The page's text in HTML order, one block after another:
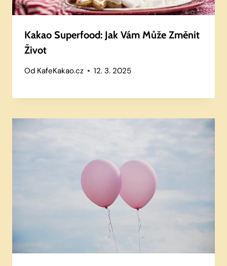
Kakao Superfood: Jak Vám Může Změnit
Život
Od KafeKakao.cz 12. 3. 2025